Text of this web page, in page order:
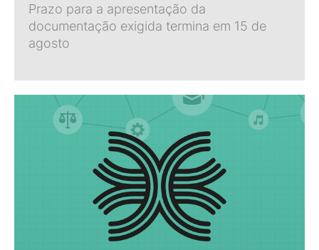
Prazo para a apresentação da
documentação exigida termina em 15 de
agosto